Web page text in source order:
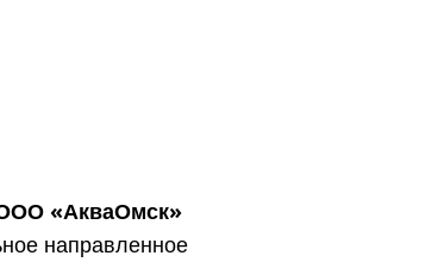
«АкваОмск»
направленное